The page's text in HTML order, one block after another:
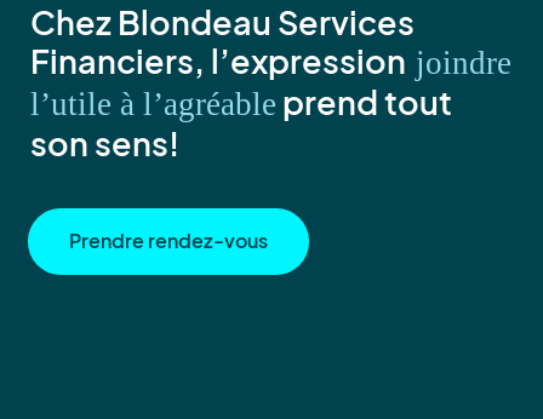
Chez Blondeau Services
Financiers, l’expression joindre
l’utile à l’agréable prend tout
son sens!
Prendre rendez-vous